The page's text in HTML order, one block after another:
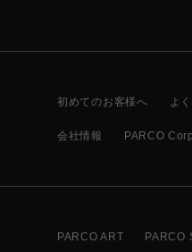
初めてのお客様へ よ
会社情報 PARCO
PARCO ART PARCO